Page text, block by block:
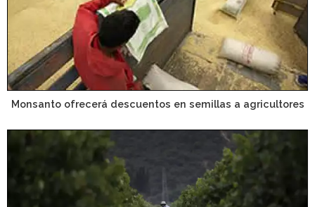
Monsanto ofrecerá descuentos en semillas a agricultores